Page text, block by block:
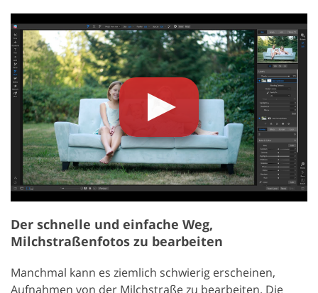
Der schnelle und einfache Weg,
Milchstraßenfotos zu bearbeiten
Manchmal kann es ziemlich schwierig erscheinen,
Aufnahmen von der Milchstraße zu bearbeiten. Die